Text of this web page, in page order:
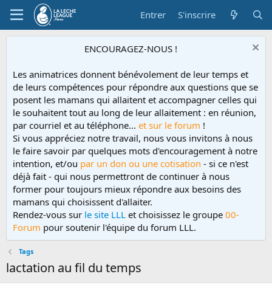
Entrer S'inscrire
ENCOURAGEZ-NOUS !
Les animatrices donnent bénévolement de leur temps et
de leurs compétences pour répondre aux questions que se
posent les mamans qui allaitent et accompagner celles qui
le souhaitent tout au long de leur allaitement : en réunion,
par courriel et au téléphone... et sur le forum !
Si vous appréciez notre travail, nous vous invitons à nous
le faire savoir par quelques mots d'encouragement à notre
intention, et/ou par un don ou une cotisation - si ce n'est
déjà fait - qui nous permettront de continuer à nous
former pour toujours mieux répondre aux besoins des
mamans qui choisissent d'allaiter.
Rendez-vous sur le site LLL et choisissez le groupe 00-
Forum pour soutenir l'équipe du forum LLL.
Tags
lactation au fil du temps